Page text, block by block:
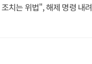
치는 위법", 해제 명령 내려